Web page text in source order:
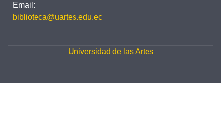
Email:
biblioteca@uartes.edu.ec
Universidad de las Artes